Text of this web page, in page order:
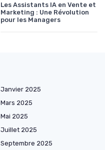
Les Assistants IA en Vente et
Marketing : Une Révolution
pour les Managers
Janvier 2025
Mars 2025
Mai 2025
Juillet 2025
Septembre 2025